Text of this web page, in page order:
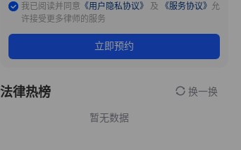
我已阅读并同意 《用户隐私协议》 及 《服务协议》 允
许接受更多律师的服务
立即预约
法律热榜 换一换
暂无数据